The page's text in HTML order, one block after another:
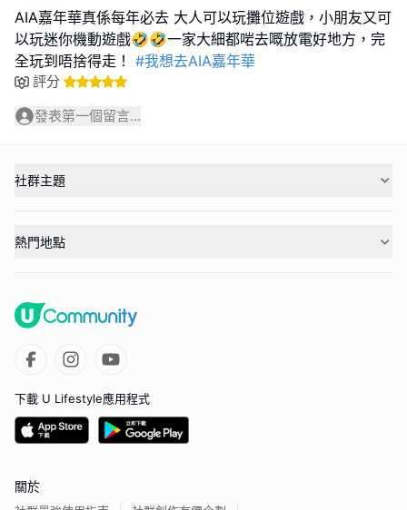
AIA嘉年華真係每年必去 大人可以玩攤位遊戲，小朋友又可
以玩迷你機動遊戲🤣🤣一家大細都啱去嘅放電好地方，完
全玩到唔捨得走！ #我想去AIA嘉年華
評分
發表第一個留言...
社群主題
熱門地點
下載 U Lifestyle應用程式
關於